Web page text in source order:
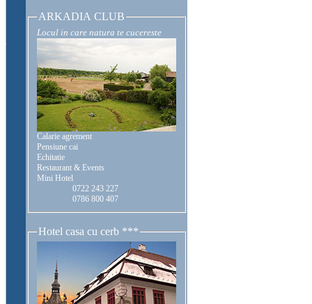
ARKADIA CLUB
Locul in care natura te cucereste
Calarie agrement
Pensiune cai
Echitatie
Restaurant & Events
Mini Hotel
0722 243 227
0786 800 407
Hotel casa cu cerb ***